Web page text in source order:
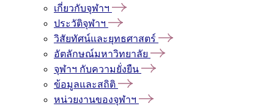
เกี่ยวกับจุฬาฯ
ประวัติจุฬาฯ
วิสัยทัศน์และยุทธศาสตร์
อัตลักษณ์มหาวิทยาลัย
จุฬาฯ กับความยั่งยืน
ข้อมูลและสถิติ
หน่วยงานของจุฬาฯ